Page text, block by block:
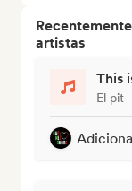
artistas
This
El pit